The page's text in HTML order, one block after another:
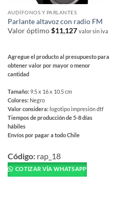
AUDÍFONOS Y PARLANTES
Parlante altavoz con radio FM
Valor óptimo$11,127 valor sin iva
Agregue el producto al presupuesto para
obtener valor por mayor o menor
cantidad
Tamaño:9.5 x 16 x 10.5 cm
Colores: Negro
Valor considera: logotipo impresión dtf
Tiempos de producción de 5-8 días
hábiles
Envíos por pagar a todo Chile
producto
tiene
múltiples
Código: rap_18
COTIZAR VÍA WHATSAPP